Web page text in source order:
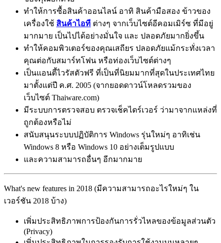
ทำให้การซื้อสินค้าออนไลน์ อาทิ สินค้ามือสอง ข้าวของ
เครื่องใช้ สินค้าไอที ต่างๆ จากเว็บไซต์อีคอมเมิร์ซ ที่มีอยู่
มากมาย เป็นไปได้อย่างมั่นใจ และ ปลอดภัยมากยิ่งขึ้น
ทำให้คอมพิวเตอร์ของคุณเสถียร ปลอดภัยแม้กระทั่งเวลา
คุณต่อกับสมาร์ทโฟน หรือท่องเว็บไซต์ต่างๆ
เป็นแอนตี้ไวรัสตัวฟรี ที่เป็นที่นิยมมากที่สุดในประเทศไทย
มาตั้งแต่ปี ค.ศ. 2005 (จากยอดดาวน์โหลดรวมของ
เว็บไซต์ Thaiware.com)
มีระบบการตรวจสอบ ตรวจเช็คไดร์เวอร์ ว่ามาจากแหล่งที่
ถูกต้องหรือไม่
สนับสนุนระบบปฏิบัติการ Windows รุ่นใหม่ๆ อาทิเช่น
Windows 8 หรือ Windows 10 อย่างเต็มรูปแบบ
และความสามารถอื่นๆ อีกมากมาย
What's new features in 2018 (มีความสามารถอะไรใหม่ๆ ใน
เวอร์ชัน 2018 บ้าง)
เพิ่มประสิทธิภาพการป้องกันการรั่วไหลของข้อมูลส่วนตัว
(Privacy)